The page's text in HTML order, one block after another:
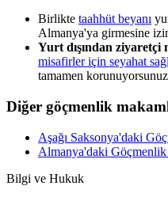
Birlikte taahhüt beyanı
Almanya'ya girmesine
Yurt dışından ziyaretçi
misafirler için seyahat
tamamen
Diğer göçmenlik
Aşağı Saksonya'daki
Almanya'daki Göçmenlik
Bilgi ve Hukuk